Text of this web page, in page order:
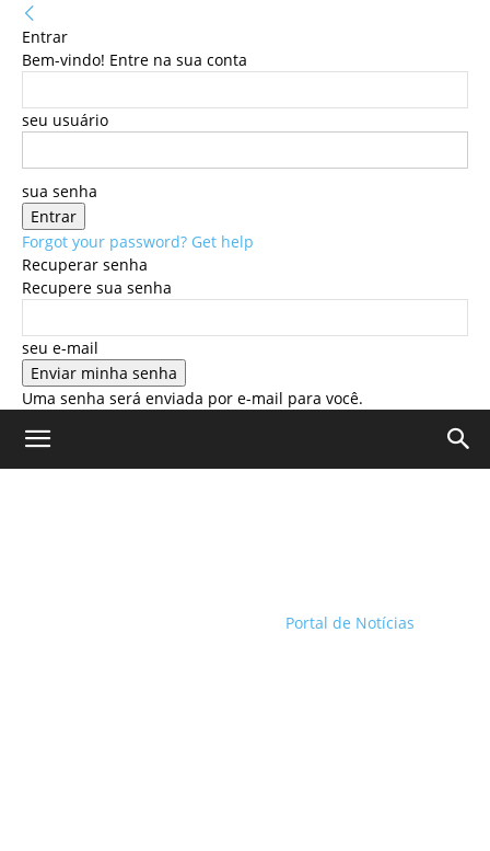
Entrar
Bem-vindo! Entre na sua conta
seu usuário
sua senha
Forgot your password? Get help
Recuperar senha
Recupere sua senha
seu e-mail
Uma senha será enviada por e-mail para você.
Portal de Notícias